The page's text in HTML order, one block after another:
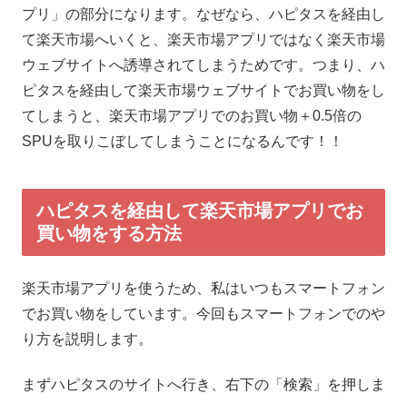
プリ」の部分になります。なぜなら、ハピタスを経由し
て楽天市場へいくと、楽天市場アプリではなく楽天市場
ウェブサイトへ誘導されてしまうためです。つまり、ハ
ピタスを経由して楽天市場ウェブサイトでお買い物をし
てしまうと、楽天市場アプリでのお買い物＋0.5倍の
SPUを取りこぼしてしまうことになるんです！！
ハピタスを経由して楽天市場アプリでお
買い物をする方法
楽天市場アプリを使うため、私はいつもスマートフォン
でお買い物をしています。今回もスマートフォンでのや
り方を説明します。
まずハピタスのサイトへ行き、右下の「検索」を押しま